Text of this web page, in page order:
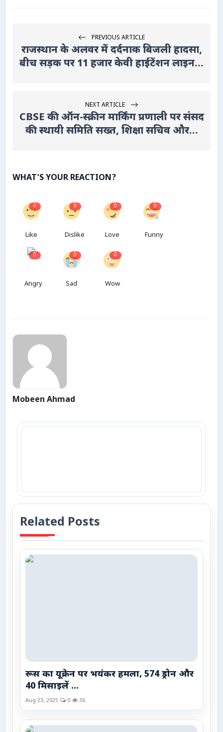
PREVIOUS ARTICLE
राजस्थान के अलवर में दर्दनाक बिजली हादसा,
बीच सड़क पर 11 हजार केवी हाईटेंशन लाइन...
NEXT ARTICLE
CBSE की ऑन-स्क्रीन मार्किंग प्रणाली पर संसद
की स्थायी समिति सख्त, शिक्षा सचिव और...
WHAT'S YOUR REACTION?
0
Like
0
Dislike
0
Love
0
Funny
0
Angry
0
Sad
0
Wow
Mobeen Ahmad
Related Posts
रूस का यूक्रेन पर भयंकर हमला, 574 ड्रोन और
40 मिसाइलें ...
Aug 23, 2025 0 36